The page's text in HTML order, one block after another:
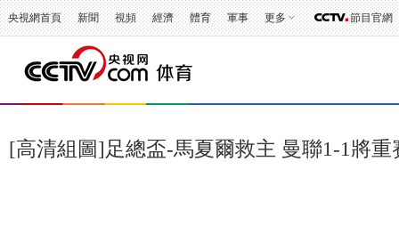
央視網首頁 新聞 視頻 經濟 體育 軍事 更多 節目官網
[高清組圖]足總盃-馬夏爾救主 曼聯1-1將重